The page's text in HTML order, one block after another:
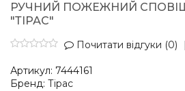
РУЧНИЙ ПОЖЕЖНИЙ
"ТІРАС"
Почитати відгуки (0)
Артикул: 7444161
Бренд: Тірас